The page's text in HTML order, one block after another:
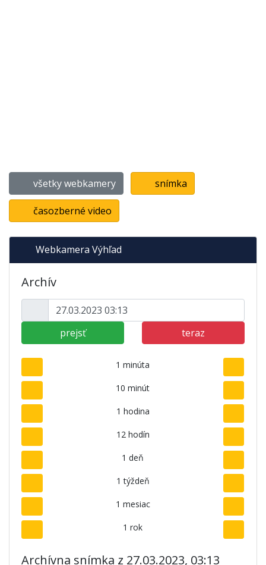
všetky webkamery snímka
časozberné video
Webkamera Výhľad
Archív
prejsť teraz
1 minúta
10 minút
1 hodina
12 hodín
1 deň
1 týždeň
1 mesiac
1 rok
Archívna snímka z 27.03.2023, 03:13